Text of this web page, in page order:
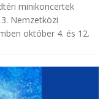
minikoncertek
Nemzetközi
október 4. és 12.